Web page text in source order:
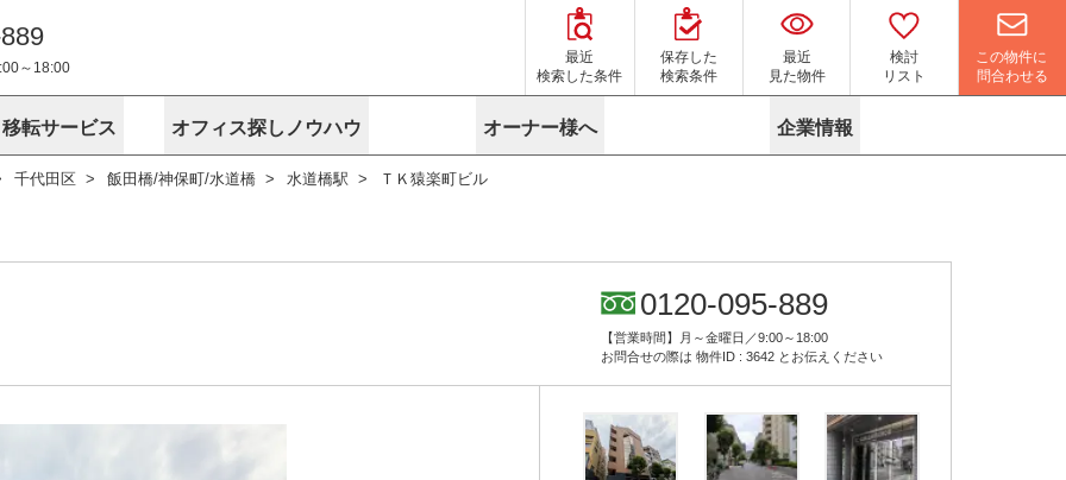
～18:00
最近
検索した条件
保存した
検索条件
最近
見た物件
検討
リスト
この物件に
問合わせる
ックを探す
埼玉
路線から探す
埼玉のクリニックを探す
千葉
路線から探す
千葉のクリニックを探す
路線から探す
こだわりから探す
地図から探す
名古屋のクリニックを探す
転サービス オフィス探しノウハウ
が選ばれる理由 安心への取り組み
ド オフィス移転に関するお役立ちコンテンツ
オーナー様へ
空室 に
物件掲載依頼
蛍光灯の廃止に備えてLED化へ
企業情報
ベンチャー・フォーラム
千代田区 飯田橋/神保町/水道橋 水道橋駅 ＴＫ猿楽町ビル
0120-095-889
【営業時間】月～金曜日／9:00～18:00
お問合せの際は 物件ID : 3642 とお伝えください